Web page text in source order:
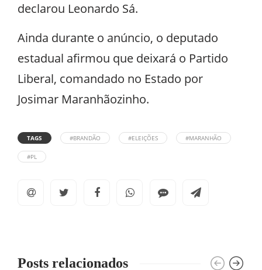
declarou Leonardo Sá.
Ainda durante o anúncio, o deputado
estadual afirmou que deixará o Partido
Liberal, comandado no Estado por
Josimar Maranhãozinho.
TAGS #BRANDÃO #ELEIÇÕES #MARANHÃO
#PL
Posts relacionados